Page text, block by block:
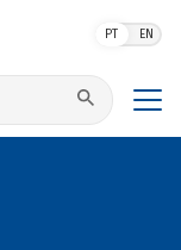
PT EN